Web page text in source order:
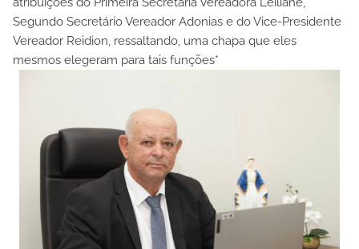
Segundo Secretário Vereador Adonias e do Vice-Presidente
Vereador Reidion, ressaltando, uma chapa que eles
mesmos elegeram para tais funções*